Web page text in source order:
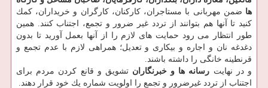
ها ضمن مهربانی با مستاجران، كاركنان، كارگران و خریداران، كمك
كنید تا آنها هم بتوانند از تردد غیر ضرور و تجمع، اجتناب كنند. همین
طور انتظار می رود حمایت های لازم را از آنها بعمل آورید تا بدون
دغدغه نان و اجاره و بیكاری و تعدیل؛ همراهی لازم با عدم تجمع و
قرنطینه خانگی را داشته باشند.
و در نهایت رسانه ها و خبرنگاران تشویق و قانع كردن مردم برای
اجتناب از تردد غیرضرور و تجمع را اولویت شماره یك خود قرار دهند.